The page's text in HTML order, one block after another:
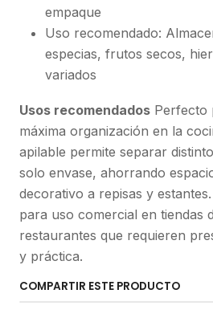
empaque
Uso recomendado:
especias, frutos secos,
variados
Usos recomendados Perfecto
máxima organización en la
apilable permite separar
solo envase, ahorrando
decorativo a repisas y
para uso comercial en tiendas
restaurantes que requieren
y práctica.
COMPARTIR ESTE PRODUCTO